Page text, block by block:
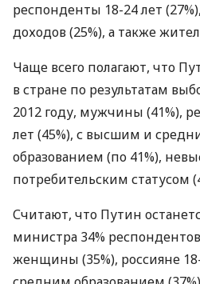
респонденты 18-24 лет
доходов (25%), а также
Чаще всего полагают, что
в стране по результатам
2012 году, мужчины (41%),
лет (45%), с высшим и
образованием (по 41%),
потребительским статусом
Считают, что Путин
министра 34%
женщины (35%), россияне 18-